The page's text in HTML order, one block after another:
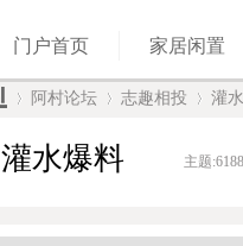
门户首页 家居闲置
阿村论坛 志趣相投 灌
灌水爆料 主题: